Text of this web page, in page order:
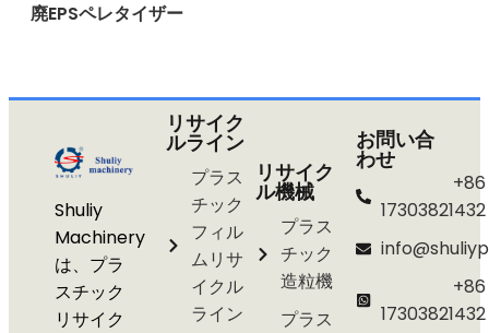
廃EPSペレタイザー
Shuliy
Machinery
は、プラ
スチック
リサイク
リサイク
ルライン
プラス
チック
フィル
ムリサ
イクル
ライン
リサイク
ル機械
プラス
チック
造粒機
プラス
お問い合
わせ
+86
17303821432
+86
17303821432